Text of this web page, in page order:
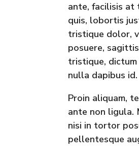
ante, facilisis at
quis, lobortis
tristique dolor,
posuere,
tristique,
nulla dapibus id.
Proin aliquam,
ante non ligula.
nisi in tortor
pellentesque